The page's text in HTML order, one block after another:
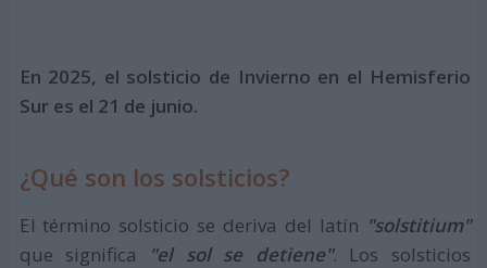
En 2025, el solsticio de Invierno en el Hemisferio
Sur es el 21 de junio.
¿Qué son los solsticios?
El término solsticio se deriva del latín "solstitium"
que significa
"el sol se detiene". Los solsticios